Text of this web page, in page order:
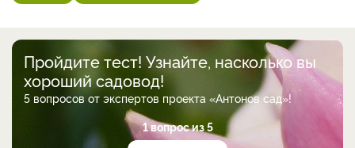
Пройдите тест! Узнайте, насколько вы
хороший садовод!
5 вопросов от экспертов проекта «Антонов сад»!
1 вопрос из 5